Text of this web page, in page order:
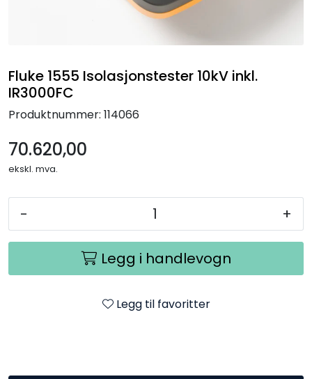
Fluke 1555 Isolasjonstester 10kV inkl.
IR3000FC
Produktnummer: 114066
70.620,00
ekskl. mva.
- +
Legg i handlevogn
Legg til favoritter
Navigasjon & Kommunikasjon
Tilbehør
Outlet